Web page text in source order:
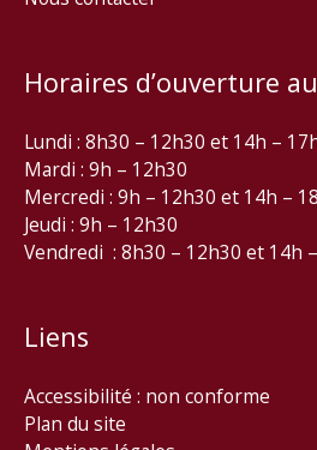
Horaires d’ouverture
Lundi : 8h30 – 12h30 et 14h –
Mardi : 9h – 12h30
Mercredi : 9h – 12h30 et 14h –
Jeudi : 9h – 12h30
Vendredi : 8h30 – 12h30 et 14h
Liens
Accessibilité : non conforme
Plan du site